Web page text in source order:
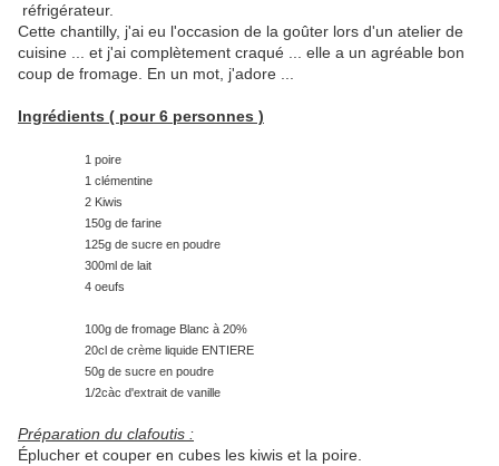
réfrigérateur.
Cette chantilly, j'ai eu l'occasion de la goûter lors d'un atelier de
cuisine ... et j'ai complètement craqué ... elle a un agréable bon
coup de fromage. En un mot, j'adore ...
Ingrédients ( pour 6 personnes )
1 poire
1 clémentine
2 Kiwis
150g de farine
125g de sucre en poudre
300ml de lait
4 oeufs
100g de fromage Blanc à 20%
20cl de crème liquide ENTIERE
50g de sucre en poudre
1/2càc d'extrait de vanille
Préparation du clafoutis :
Éplucher et couper en cubes les kiwis et la poire.